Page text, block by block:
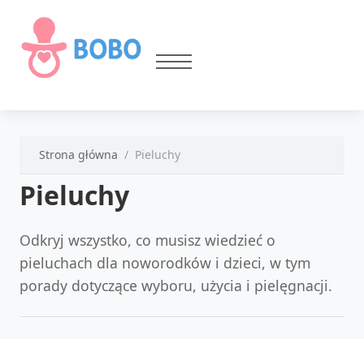
Strona główna Pieluchy
Pieluchy
Odkryj wszystko, co musisz wiedzieć o
pieluchach dla noworodków i dzieci, w tym
porady dotyczące wyboru, użycia i pielęgnacji.